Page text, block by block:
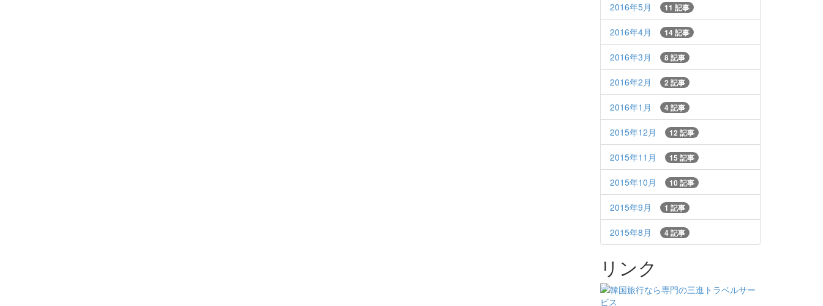
2016年5月 11 記事
2016年4月 14 記事
2016年3月 8 記事
2016年2月 2 記事
2016年1月 4 記事
2015年12月 12 記事
2015年11月 15 記事
2015年10月 10 記事
2015年9月 1 記事
2015年8月 4 記事
リンク